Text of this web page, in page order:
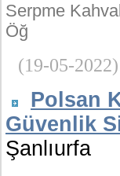
Serpme
Öğ
(19-05-2022)
Polsan
Güvenlik
Şanlıurfa